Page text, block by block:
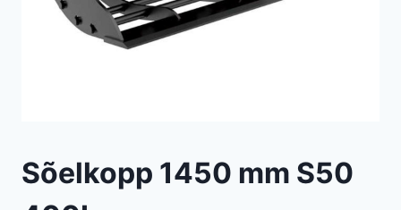
Sõelkopp 1450 mm S50